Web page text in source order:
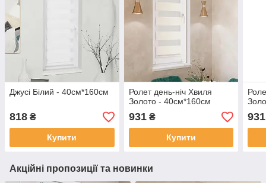
Джусі Білий - 40см*160см
818 ₴
Купити
Ролет день-ніч Хвиля
Золото - 40см*160см
931₴
Купити
931
Акційні пропозиції та новинки